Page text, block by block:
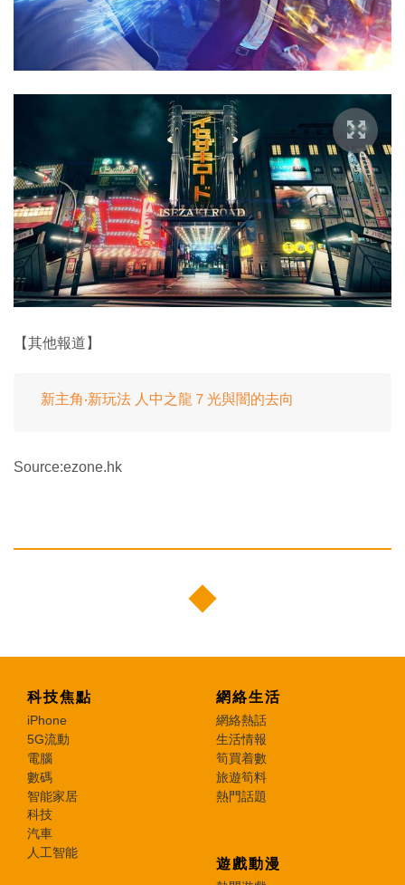
【其他報道】
新主角‧新玩法 人中之龍７光與闇的去向
Source:ezone.hk
科技焦點
iPhone
5G流動
電腦
數碼
智能家居
科技
汽車
人工智能
網絡生活
網絡熱話
生活情報
筍買着數
旅遊筍料
熱門話題
遊戲動漫